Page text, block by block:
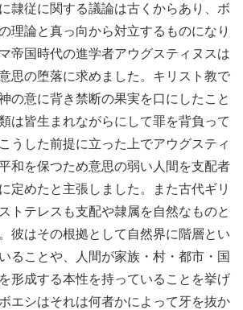
隷従に関する議論は古くからあり、ボ
理論と真っ向から対立するものになり
帝国時代の進学者アウグスティヌスは
思の堕落に求めました。キリスト教で
の意に背き禁断の果実を口にしたこと
は皆生まれながらにして罪を背負って
うした前提に立った上でアウグスティ
和を保つため意思の弱い人間を支配者
定めたと主張しました。また古代ギリ
トテレスも支配や隷属を自然なものと
彼はその根拠として自然界に階層とい
ることや、人間が家族・村・都市・国
形成する本性を持っていることを挙げ
エシはそれは何者かによって牙を抜か